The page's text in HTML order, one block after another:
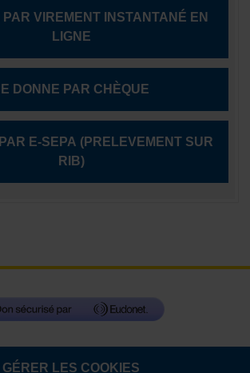
VIREMENT INSTANTANÉ EN
LIGNE
DONNE PAR CHÈQUE
E-SEPA (PRELEVEMENT SUR
RIB)
GÉRER LES COOKIES